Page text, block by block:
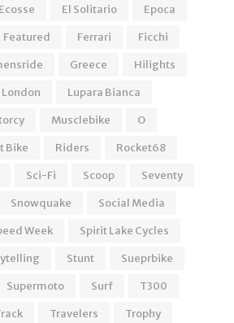
Ecosse El Solitario
Epoca
Featured Ferrari
Ficchi
Greece
Hilights
London
Lupara Bianca
Musclebike
O
Bike Riders
Rocket68
Sci-Fi Scoop
Seventy
Snowquake
Social Media
Week
Spirit Lake Cycles
Stunt
Sueprbike
Supermoto Surf
T300
Travelers
Trophy